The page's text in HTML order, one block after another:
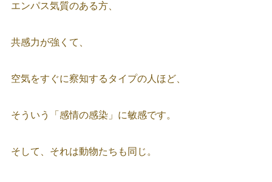
エンパス気質のある方、
共感力が強くて、
空気をすぐに察知するタイプの人ほど、
そういう「感情の感染」に敏感です。
そして、それは動物たちも同じ。